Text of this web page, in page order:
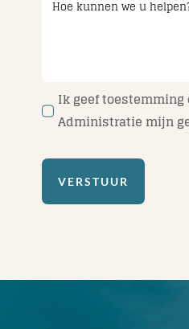
Ik geef toestemming
Administratie mijn
VERSTUUR